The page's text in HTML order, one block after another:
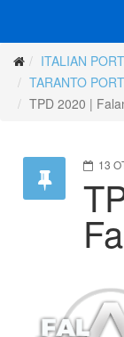
ITALIAN
TARANTO
TPD 2020 |
13